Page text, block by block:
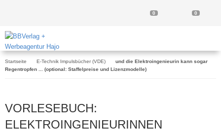
0
0
Startseite E-Technik Impulsbücher (VDE)
und die Elektroingenieurin kann sogar
Regentropfen ... (optional: Staffelpreise und Lizenzmodelle)
VORLESEBUCH:
ELEKTROINGENIEURINNEN